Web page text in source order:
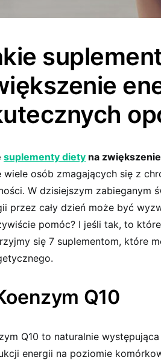
suplementy diety na
wiele osób zmagających się z
W dzisiejszym zabieganym
przez cały dzień może być
pomóc? I jeśli tak, to
się 7 suplementom, które
Q10
Q10 to naturalnie
energii na poziomie